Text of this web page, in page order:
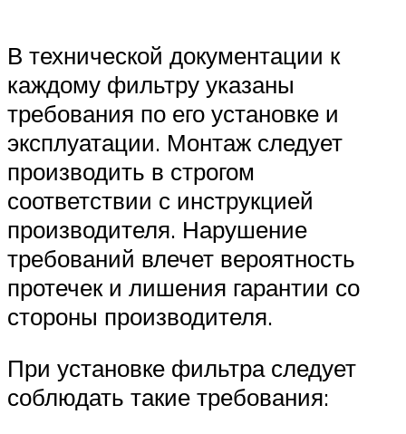
В технической документации к
каждому фильтру указаны
требования по его установке и
эксплуатации. Монтаж следует
производить в строгом
соответствии с инструкцией
производителя. Нарушение
требований влечет вероятность
протечек и лишения гарантии со
стороны производителя.
При установке фильтра следует
соблюдать такие требования: